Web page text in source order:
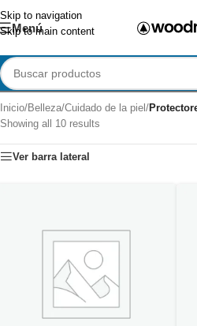
Skip to navigation
Skip to main content
Menú
Inicio/Belleza/Cuidado de la piel /
Showing all 10 results
Ver barra lateral